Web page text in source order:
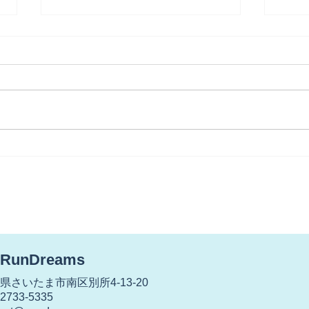
さいたま市南区別所4-13-20
5335